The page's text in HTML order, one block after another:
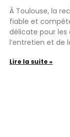
À Toulouse, la
fiable et
délicate pour les
l’entretien et de
Lire la suite »